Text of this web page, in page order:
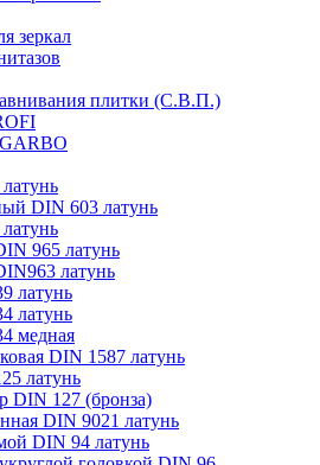
зеркал
плитки (С.В.П.)
DIN 603 латунь
965 латунь
латунь
латунь
латунь
медная
DIN 1587 латунь
латунь
DIN 127 (бронза)
DIN 9021 латунь
DIN 94 латунь